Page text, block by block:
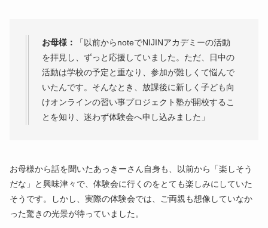
お母様：
「以前からnoteでNIJINアカデミーの活動
を拝見し、ずっと応援していました。ただ、日中の
活動は学校の予定と重なり、参加が難しくて悩んで
いたんです。そんなとき、放課後に新しく子ども向
けオンラインの習い事プロジェクト塾が開校するこ
とを知り、迷わず体験会へ申し込みました」
お母様から話を聞いたあっきーさん自身も、以前から「楽しそう
だな」と興味津々で、体験会に行くのをとても楽しみにしていた
そうです。しかし、実際の体験会では、ご両親も想像していなか
った驚きの光景が待っていました。